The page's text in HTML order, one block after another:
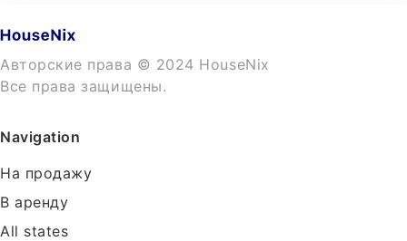
Авторские права © 2024 HouseNix
Все права защищены.
Navigation
На продажу
В аренду
All states